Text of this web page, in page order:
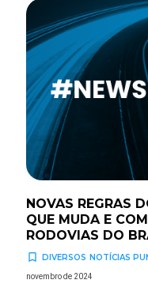
NOVAS REGRAS
QUE MUDA E
RODOVIAS DO
turned_in_not DIVERSOS NOTÍCIAS
novembro de 2024